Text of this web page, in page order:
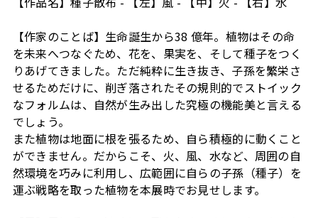
【作家のことば】生命誕生から38 億年。植物はその命
を未来へつなぐため、花を、果実を、そして種子をつく
りあげてきました。ただ純粋に生き抜き、子孫を繁栄さ
せるためだけに、削ぎ落されたその規則的でストイック
なフォルムは、自然が生み出した究極の機能美と言える
でしょう。
また植物は地面に根を張るため、自ら積極的に動くこと
ができません。だからこそ、火、風、水など、周囲の自
然環境を巧みに利用し、広範囲に自らの子孫（種子）を
運ぶ戦略を取った植物を本展時でお見せします。